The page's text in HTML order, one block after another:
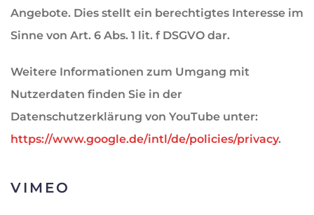
Angebote. Dies stellt ein berechtigtes Interesse im
Sinne von Art. 6 Abs. 1 lit. f DSGVO dar.
Weitere Informationen zum Umgang mit
Nutzerdaten finden Sie in der
Datenschutzerklärung von YouTube unter:
https://www.google.de/intl/de/policies/privacy.
VIMEO